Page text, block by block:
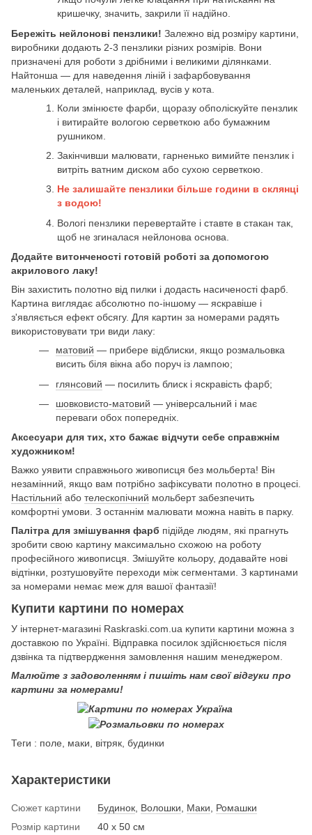
кришечку, значить, закрили її надійно.
Бережіть нейлонові пензлики! Залежно від розміру картини,
виробники додають 2-3 пензлики різних розмірів. Вони
призначені для роботи з дрібними і великими ділянками.
Найтонша — для наведення ліній і зафарбовування
маленьких деталей, наприклад, вусів у кота.
Коли змінюєте фарби, щоразу обполіскуйте пензлик
і витирайте вологою серветкою або бумажним
рушником.
Закінчивши малювати, гарненько вимийте пензлик і
витріть ватним диском або сухою серветкою.
Не залишайте пензлики більше години в склянці
з водою!
Вологі пензлики перевертайте і ставте в стакан так,
щоб не згиналася нейлонова основа.
Додайте витонченості готовій роботі за допомогою
акрилового лаку!
Він захистить полотно від пилки і додасть насиченості фарб.
Картина виглядає абсолютно по-іншому — яскравіше і
з'являється ефект обсягу. Для картин за номерами радять
використовувати три види лаку:
матовий — прибере відблиски, якщо розмальовка
висить біля вікна або поруч із лампою;
глянсовий — посилить блиск і яскравість фарб;
шовковисто-матовий — універсальний і має
переваги обох попередніх.
Аксесуари для тих, хто бажає відчути себе справжнім
художником!
Важко уявити справжнього живописця без мольберта! Він
незамінний, якщо вам потрібно зафіксувати полотно в процесі.
Настільний або телескопічний мольберт забезпечить
комфортні умови. З останнім малювати можна навіть в парку.
Палітра для змішування фарб підійде людям, які прагнуть
зробити свою картину максимально схожою на роботу
професійного живописця. Змішуйте кольору, додавайте нові
відтінки, розтушовуйте переходи між сегментами. З картинами
за номерами немає меж для вашої фантазії!
Купити картини по номерах
У інтернет-магазині Raskraski.com.ua купити картини можна з
доставкою по Україні. Відправка посилок здійснюється після
дзвінка та підтвердження замовлення нашим менеджером.
Малюйте з задоволенням і пишіть нам свої відгуки про
картини за номерами!
Теги : поле, маки, вітряк, будинки
Характеристики
Сюжет картини Будинок Волошки Маки
Ромашки
Розмір картини
40 х 50 см